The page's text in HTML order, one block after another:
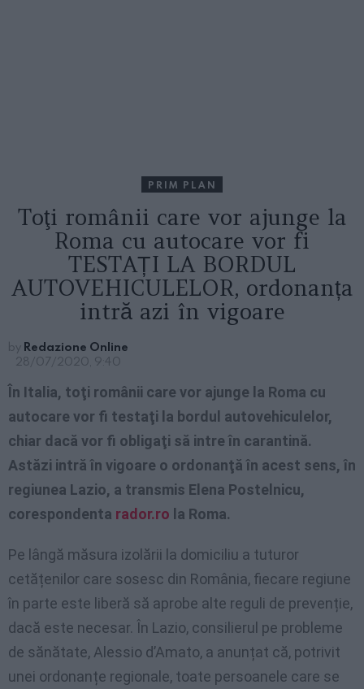
PRIM PLAN
Toţi românii care vor ajunge la
Roma cu autocare vor fi
TESTAȚI LA BORDUL
AUTOVEHICULELOR, ordonanța
intră azi în vigoare
by Redazione Online
28/07/2020, 9:40
În Italia, toţi românii care vor ajunge la Roma cu
autocare vor fi testaţi la bordul autovehiculelor,
chiar dacă vor fi obligaţi să intre în carantină.
Astăzi intră în vigoare o ordonanţă în acest sens, în
regiunea Lazio, a transmis Elena Postelnicu,
corespondenta rador.ro la Roma.
Pe lângă măsura izolării la domiciliu a tuturor
cetățenilor care sosesc din România, fiecare regiune
în parte este liberă să aprobe alte reguli de prevenție,
dacă este necesar. În Lazio, consilierul pe probleme
de sănătate, Alessio d’Amato, a anunțat că, potrivit
unei ordonanțe regionale, toate persoanele care se